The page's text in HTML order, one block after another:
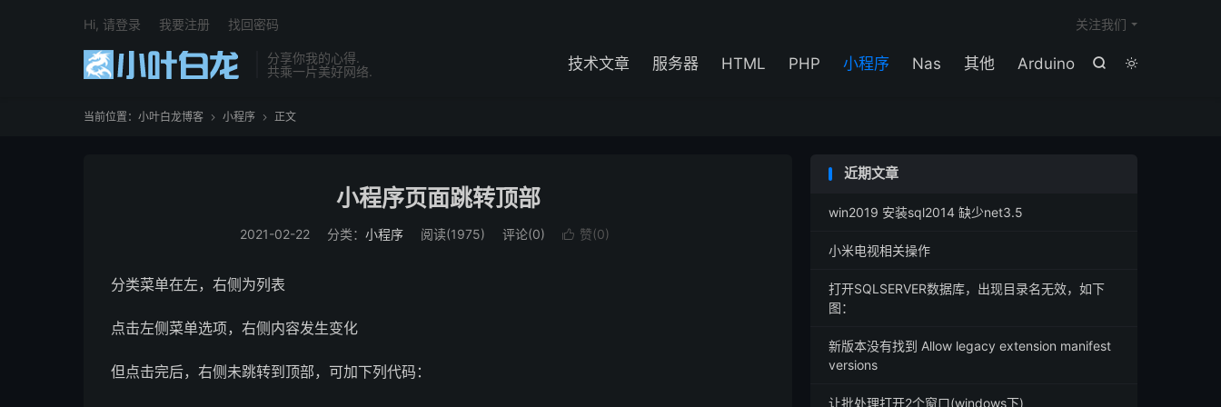
分享你我的心得.
共乘一片美好网络.


技术文章 服务器 HTML PHP 小程序 Nas 其他 Arduino
关注我们
Hi, 请登录 我要注册 找回密码
当前位置： 小叶白龙博客  小程序  正文
小程序页面跳转顶部
2021-02-22 分类： 小程序 阅读(1975) 评论(0)  赞(0)
分类菜单在左，右侧为列表
点击左侧菜单选项，右侧内容发生变化
但点击完后，右侧未跳转到顶部，可加下列代码：
近期文章
win2019 安装sql2014 缺少net3.5
小米电视相关操作
打开SQLSERVER数据库，出现目录名无效，如下
图：
新版本没有找到 Allow legacy extension manifest
versions
让批处理打开2个窗口(windows下)